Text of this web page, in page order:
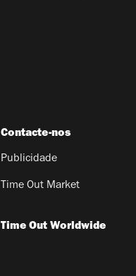
Contacte-nos
Publicidade
Time Out Market
Time Out Worldwide